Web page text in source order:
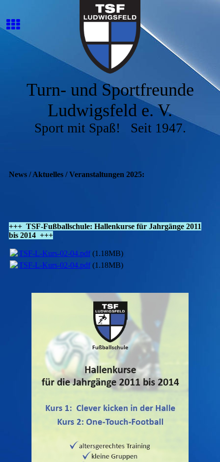
Turn- und Sportfreunde
Ludwigsfeld e. V.
Sport mit Spaß! Seit 1947.
News / Aktuelles / Veranstaltungen 2025:
+++ TSF-Fußballschule: Hallenkurse für Jahrgänge 2011
bis 2014 +++
TSF-L-Kurs-02-04.pdf(1.18MB)
TSF-L-Kurs-02-04.pdf(1.18MB)